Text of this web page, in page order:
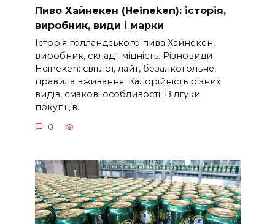
Пиво Хайнекен (Heineken): історія,
виробник, види і марки
Історія голландського пива Хайнекен,
виробник, склад і міцність. Різновиди
Heineken: світлої, лайт, безалкогольне,
правила вживання. Калорійність різних
видів, смакові особливості. Відгуки
покупців.
0